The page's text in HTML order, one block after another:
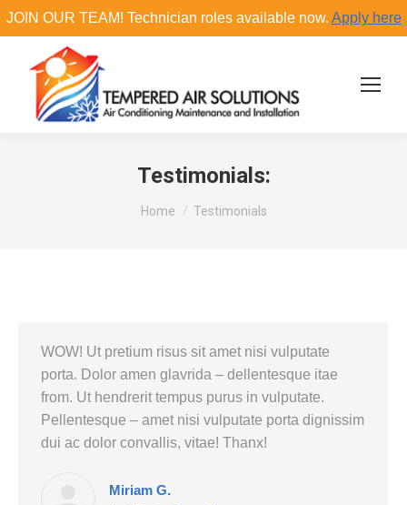
JOIN OUR TEAM! Technician roles available now. Apply here
Search:
Testimonials:
You are here:
Home Testimonials
WOW! Ut pretium risus sit amet nisi vulputate
porta. Dolor amen glavrida – dellentesque itae
from. Ut hendrerit tempus purus in vulputate.
Pellentesque – amet nisi vulputate porta dignissim
dui ac dolor convallis, vitae! Thanx!
Miriam G.